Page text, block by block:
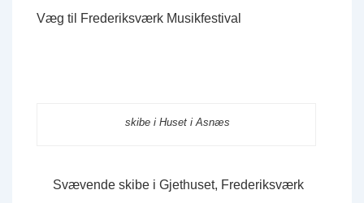
Væg til Frederiksværk Musikfestival
skibe i Huset i Asnæs
Svævende skibe i Gjethuset, Frederiksværk